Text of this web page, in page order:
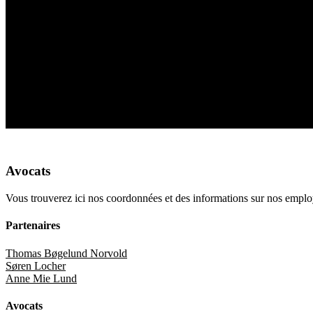
Avocats
Vous trouverez ici nos coordonnées et des informations sur nos
Partenaires
Thomas Bøgelund Norvold
Søren Locher
Anne Mie Lund
Avocats